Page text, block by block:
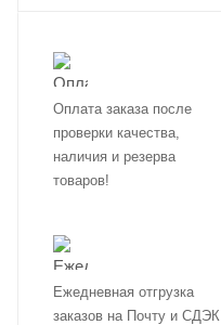
Оплата заказа после
проверки качества,
наличия и резерва
товаров!
Ежедневная отгрузка
заказов на Почту и СДЭК